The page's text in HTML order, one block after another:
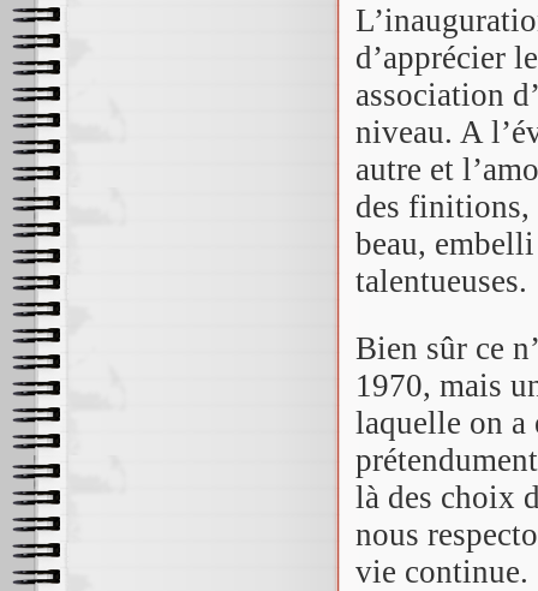
d’apprécier
association
niveau. A
autre et
des finitions,
beau,
talentueuses.
Bien sûr ce
1970, mais
laquelle on a
là des choix
nous
vie continue.